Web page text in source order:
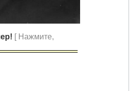
[ Нажмите,